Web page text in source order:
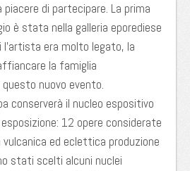
di partecipare. La prima
è stata nella galleria eporediese
l’artista era molto legato, la
la famiglia
questo nuovo evento.
conserverà il nucleo espositivo
12 opere considerate
ed eclettica produzione
stati scelti alcuni nuclei